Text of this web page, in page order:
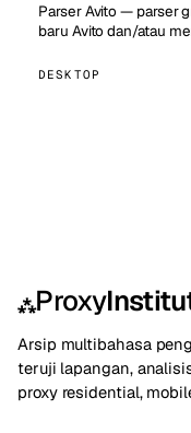
Parser Avito — parser
baru Avito dan/atau
DESKTOP
⁂Proxy
Arsip multibahasa
teruji lapangan,
proxy residential,